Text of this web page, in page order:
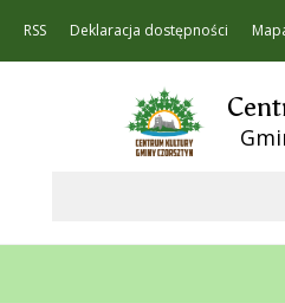
RSS Deklaracja dostępności